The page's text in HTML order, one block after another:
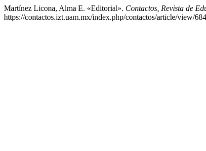
Martínez Licona, Alma E. «Editorial». Contactos, Revista de
https://contactos.izt.uam.mx/index.php/contactos/article/view/